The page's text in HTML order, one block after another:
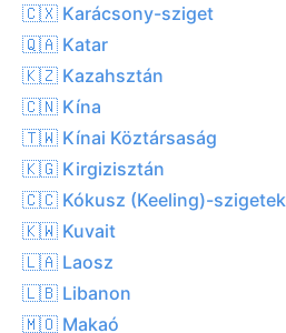
🇨🇽 Karácsony-sziget
🇶🇦 Katar
🇰🇿 Kazahsztán
🇨🇳 Kína
🇹🇼 Kínai Köztársaság
🇰🇬 Kirgizisztán
🇨🇨 Kókusz (Keeling)-szigetek
🇰🇼 Kuvait
🇱🇦 Laosz
🇱🇧 Libanon
🇲🇴 Makaó